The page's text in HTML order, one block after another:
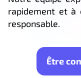
rapidement et à
responsable.
Être